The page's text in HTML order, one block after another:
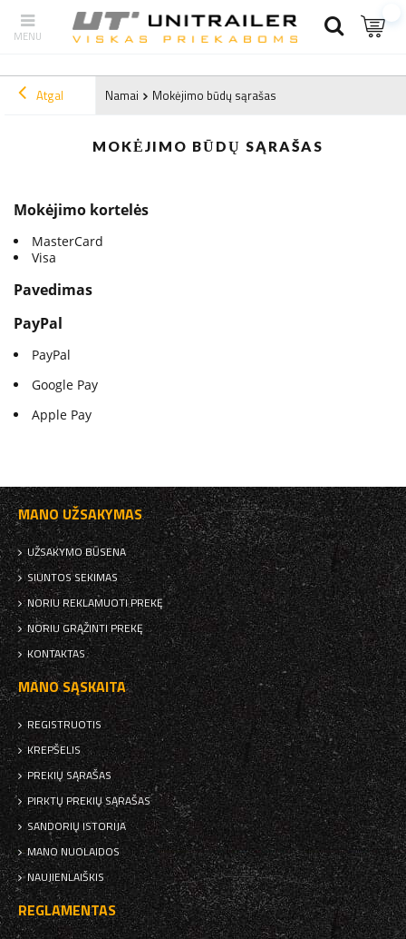
Atgal Namai Mokėjimo būdų sąrašas
MOKĖJIMO BŪDŲ SĄRAŠAS
Mokėjimo kortelės
MasterCard
Visa
Pavedimas
PayPal
PayPal
Google Pay
Apple Pay
MANO UŽSAKYMAS
UŽSAKYMO BŪSENA
SIUNTOS SEKIMAS
NORIU REKLAMUOTI PREKĘ
NORIU GRĄŽINTI PREKĘ
KONTAKTAS
MANO SĄSKAITA
REGISTRUOTIS
KREPŠELIS
PREKIŲ SĄRAŠAS
PIRKTŲ PREKIŲ SĄRAŠAS
SANDORIŲ ISTORIJA
MANO NUOLAIDOS
NAUJIENLAIŠKIS
REGLAMENTAS